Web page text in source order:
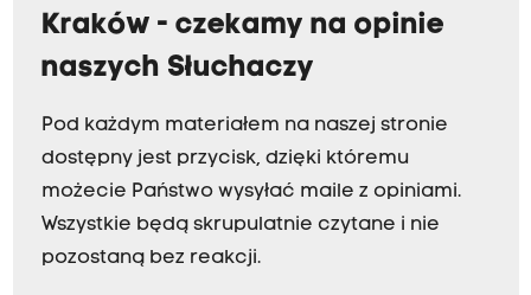
Kraków - czekamy na opinie
naszych Słuchaczy
Pod każdym materiałem na naszej stronie
dostępny jest przycisk, dzięki któremu
możecie Państwo wysyłać maile z opiniami.
Wszystkie będą skrupulatnie czytane i nie
pozostaną bez reakcji.